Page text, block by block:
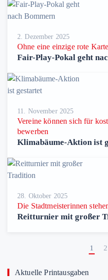
2. Dezember 2025
Ohne eine einzige rote
Fair-Play-Pokal geht
11. November 2025
Vereine können sich für
bewerben
Klimabäume-Aktion ist
28. Oktober 2025
Die Stadtmeisterinnen
Reitturnier mit großer
1 2
Aktuelle Printausgaben